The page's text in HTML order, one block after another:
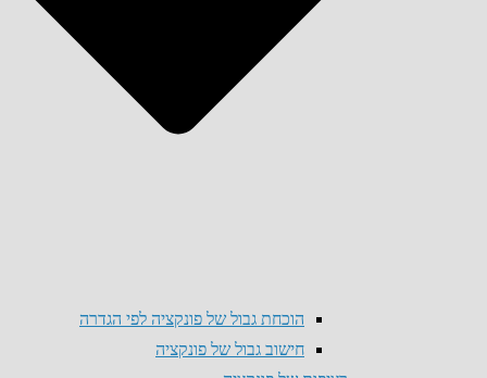
הוכחת גבול של פונקציה לפי הגדרה
חישוב גבול של פונקציה